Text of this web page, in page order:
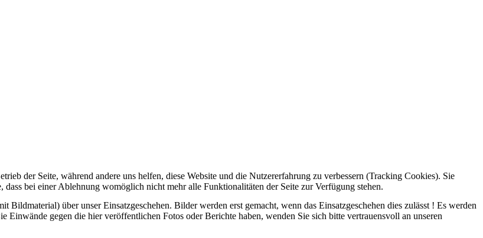
über unser Einsatzgeschehen. Bilder werden erst gemacht, wenn das Einsatzgeschehen dies zulässt ! Es werden
gegen die hier veröffentlichen Fotos oder Berichte haben, wenden Sie sich bitte vertrauensvoll an unseren
der Seite, während andere uns helfen, diese Website und die Nutzererfahrung zu verbessern (Tracking Cookies). Sie
bei einer Ablehnung womöglich nicht mehr alle Funktionalitäten der Seite zur Verfügung stehen.